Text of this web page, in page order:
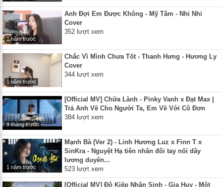
1 năm trước
Anh Đợi Em Được Không - Mỹ Tâm - Nhi Nhi
Cover
352 lượt xem
1 năm trước
Chắc Vì Mình Chưa Tốt - Thanh Hưng - Hương Ly
Cover
344 lượt xem
9 tháng trước
[Official MV] Chữa Lành - Pinky Vanh x Đạt Max |
Trả Anh Về Cho Người Ta, Em Về Với Cô Đơn
384 lượt xem
1 năm trước
Mạnh Bà (Ver 2) - Linh Hương Luz x Finn T x
SinKra - Nguyệt Hạ tiên nhân đôi tay nối dây
lương duyên...
523 lượt xem
[Official MV] Độ Kiếp Nhân Sinh - Gia Huy - Một